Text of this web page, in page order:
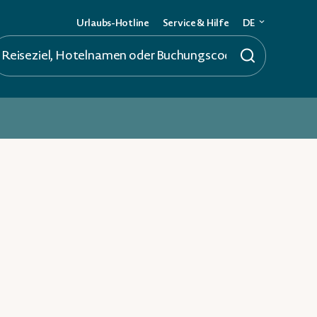
Urlaubs-Hotline Service & Hilfe DE
Deutsch